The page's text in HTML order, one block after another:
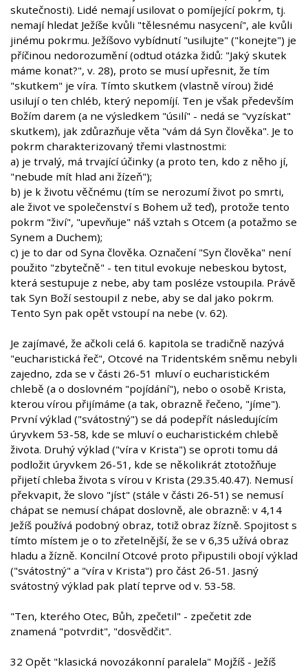
skutečnosti). Lidé nemají usilovat o pomíjející pokrm, tj.
nemají hledat Ježíše kvůli "tělesnému nasycení", ale kvůli
jinému pokrmu. Ježíšovo vybídnutí "usilujte" ("konejte") je
příčinou nedorozumění (odtud otázka židů: "Jaký skutek
máme konat?", v. 28), proto se musí upřesnit, že tím
"skutkem" je víra. Tímto skutkem (vlastně vírou) židé
usilují o ten chléb, který nepomíjí. Ten je však především
Božím darem (a ne výsledkem "úsilí" - nedá se "vyzískat"
skutkem), jak zdůrazňuje věta "vám dá Syn člověka". Je to
pokrm charakterizovaný třemi vlastnostmi:
a) je trvalý, má trvající účinky (a proto ten, kdo z něho jí,
"nebude mít hlad ani žízeň");
b) je k životu věčnému (tím se nerozumí život po smrti,
ale život ve společenství s Bohem už teď), protože tento
pokrm "živí", "upevňuje" náš vztah s Otcem (a potažmo se
Synem a Duchem);
c) je to dar od Syna člověka. Označení "Syn člověka" není
použito "zbytečně" - ten titul evokuje nebeskou bytost,
která sestupuje z nebe, aby tam posléze vstoupila. Právě
tak Syn Boží sestoupil z nebe, aby se dal jako pokrm.
Tento Syn pak opět vstoupí na nebe (v. 62).
Je zajímavé, že ačkoli celá 6. kapitola se tradičně nazývá
"eucharistická řeč", Otcové na Tridentském sněmu nebyli
zajedno, zda se v části 26-51 mluví o eucharistickém
chlebě (a o doslovném "pojídání"), nebo o osobě Krista,
kterou vírou přijímáme (a tak, obrazně řečeno, "jíme").
První výklad ("svátostný") se dá podepřít následujícím
úryvkem 53-58, kde se mluví o eucharistickém chlebě
života. Druhý výklad ("víra v Krista") se oproti tomu dá
podložit úryvkem 26-51, kde se několikrát ztotožňuje
přijetí chleba života s vírou v Krista (29.35.40.47). Nemusí
překvapit, že slovo "jíst" (stále v části 26-51) se nemusí
chápat se nemusí chápat doslovně, ale obrazně: v 4,14
Ježíš používá podobný obraz, totiž obraz žízně. Spojitost s
tímto místem je o to zřetelnější, že se v 6,35 užívá obraz
hladu a žízně. Koncilní Otcové proto připustili obojí výklad
("svátostný" a "víra v Krista") pro část 26-51. Jasný
svátostný výklad pak platí teprve od v. 53-58.
"Ten, kterého Otec, Bůh, zpečetil" - zpečetit zde
znamená "potvrdit", "dosvědčit".
32 Opět "klasická novozákonní paralela" Mojžíš - Ježíš